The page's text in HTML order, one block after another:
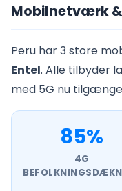
Mobilnetværk
Peru har 3 store
Entel. Alle tilbyder
med 5G nu
85%
4G